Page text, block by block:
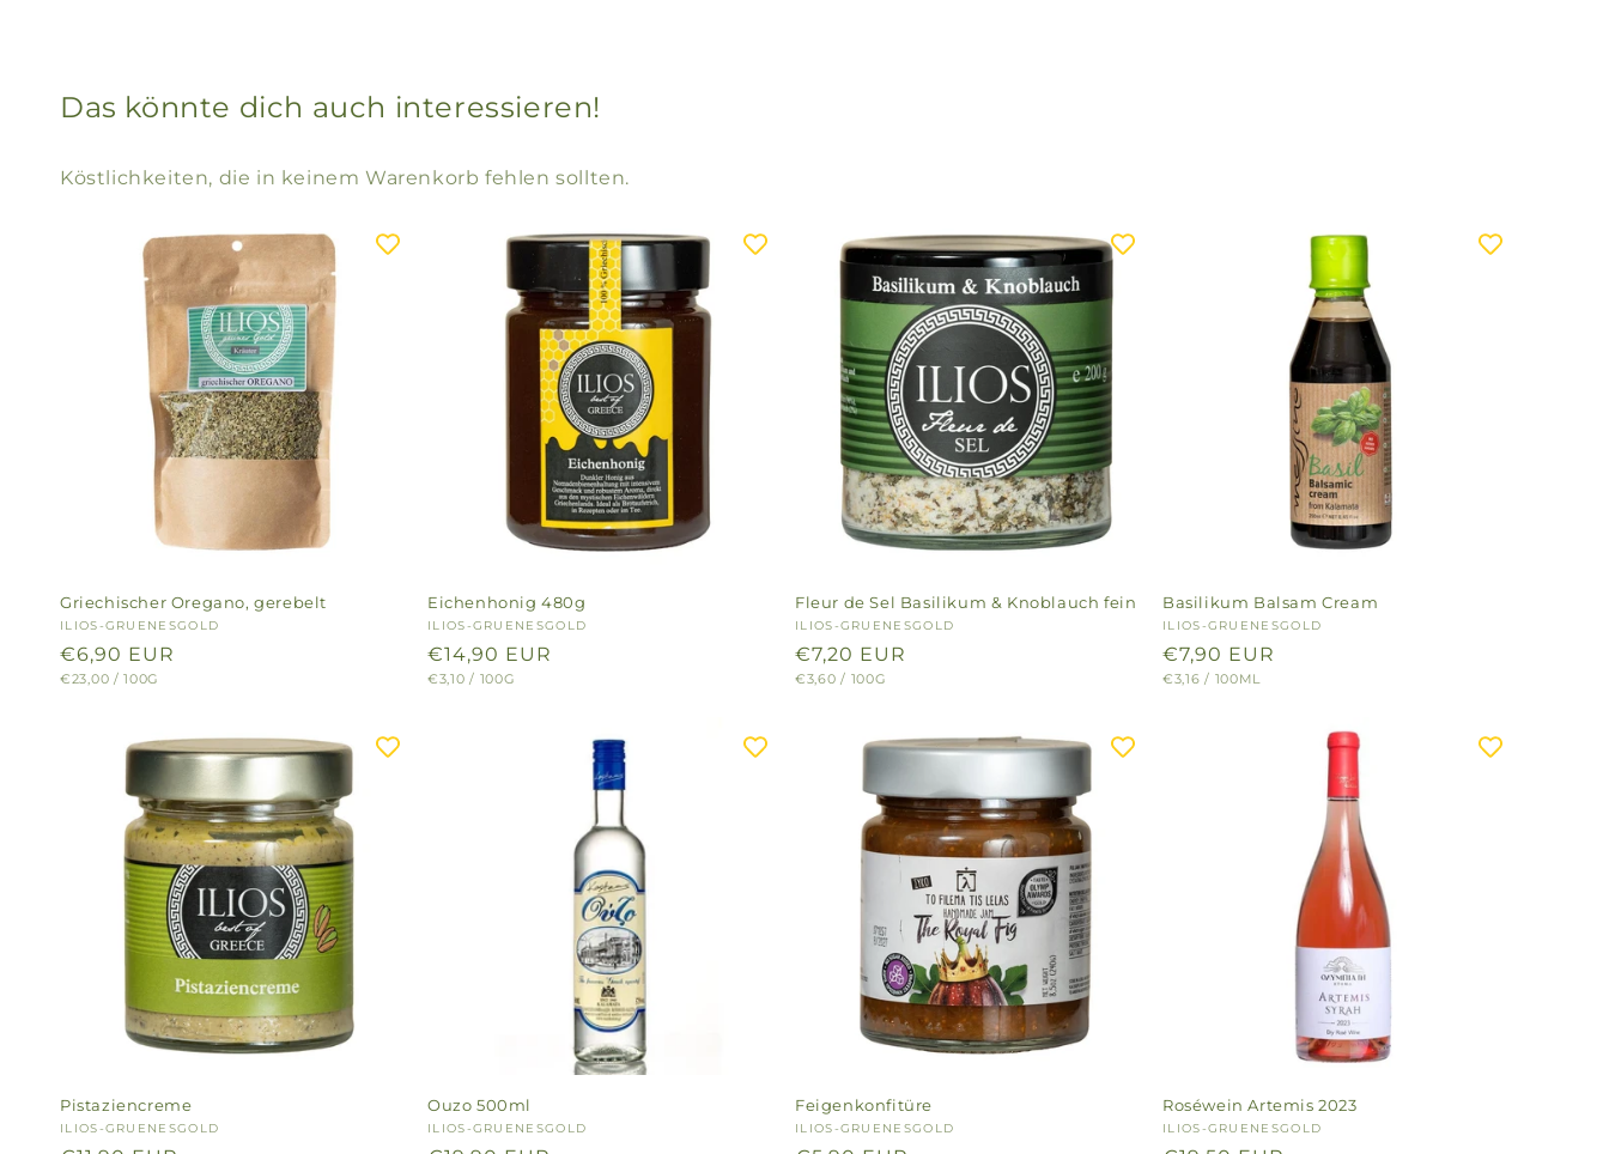
Das könnte dich auch interessieren!
Köstlichkeiten, die in keinem Warenkorb fehlen sollten.
Griechischer Oregano, gerebelt
Anbieter:
ILIOS-GRUENESGOLD
Normaler
Preis
€6,90 EUR
GRUNDPREIS
€23,00 / PRO
100G
Eichenhonig 480g
Anbieter:
ILIOS-GRUENESGOLD
Normaler
Preis
€14,90 EUR
GRUNDPREIS
€3,10 / PRO
100G
Fleur de Sel Basilikum & Knoblauch fein
Anbieter:
ILIOS-GRUENESGOLD
Normaler
Preis
€7,20 EUR
GRUNDPREIS
€3,60 / PRO
100G
Basilikum Balsam Cream
Anbieter:
ILIOS-GRUENESGOLD
Normaler
Preis
€7,90 EUR
GRUNDPREIS
€3,16 / PRO
100ML
Pistaziencreme
Anbieter:
ILIOS-GRUENESGOLD
Ouzo 500ml
Anbieter:
ILIOS-GRUENESGOLD
Feigenkonfitüre
Anbieter:
ILIOS-GRUENESGOLD
Roséwein Artemis 2023
Anbieter:
ILIOS-GRUENESGOLD